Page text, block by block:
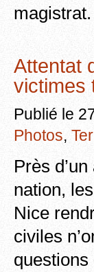
Attentat
victimes
Publié le
Photos,
Près
nation,
Nice
civiles
questions